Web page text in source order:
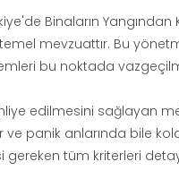
Binaların Yangından
temel mevzuattır. Bu
bu noktada
edilmesini sağlayan
ve panik anlarında bile
tüm kriterleri